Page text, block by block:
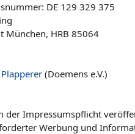
DE 129 329 375
München, HRB 85064
(Doemens e.V.)
der Impressumspflicht
Werbung und